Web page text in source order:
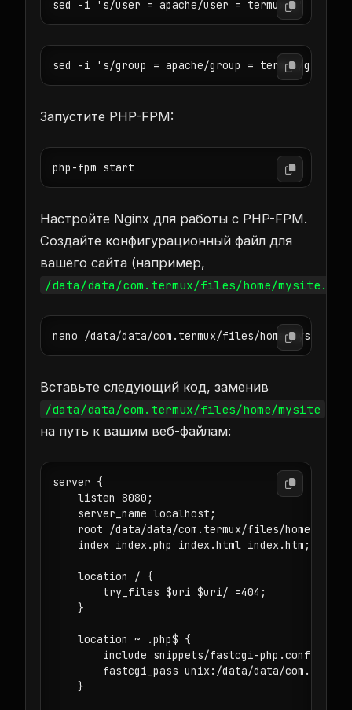
sed -i 's/user = apache/user = termux/g' /data/
sed -i 's/group = apache/group = termux/g' /
Запустите PHP-FPM:
php-fpm start
Настройте Nginx для работы с PHP-FPM.
Создайте конфигурационный файл для
вашего сайта (например,
/data/data/com.termux/files/home/
nano /data/data/com.termux/files/home/
Вставьте следующий код, заменив
/data/data/com.termux/files/home/mysite
на путь к вашим веб-файлам:
server {
    listen 8080;
    server_name localhost;
root /data/data/com.termux/files/home/
    index index.php index.html index.htm;
    location / {
        try_files $uri $uri/ =404;
    }
    location ~ .php$ {
        include snippets/fastcgi-php.conf;
fastcgi_pass unix:/data/data/
    }